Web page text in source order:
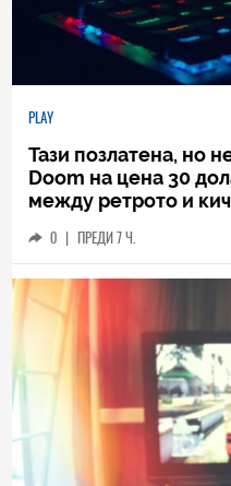
PLAY
Тази позлатена, но
Doom на цена 30
между ретрото и
0 | ПРЕДИ 7 Ч.